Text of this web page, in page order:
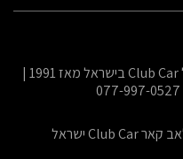
כסלו רכב עזר בע"מ | היבואן הרשמי של Club Car בישראל מאז 1991 |